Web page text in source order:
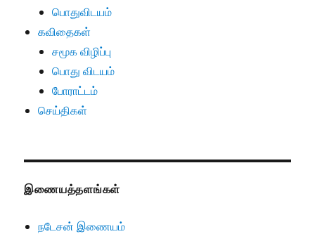
பொதுவிடயம்
கவிதைகள்
சமூக விழிப்பு
பொது விடயம்
போராட்டம்
செய்திகள்
இணையத்தளங்கள்
நடேசன் இணையம்